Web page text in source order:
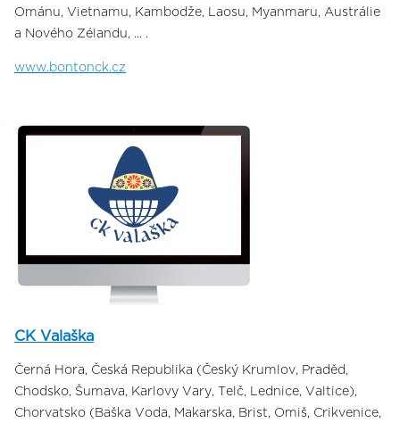
Ománu, Vietnamu, Kambodže, Laosu, Myanmaru, Austrálie
a Nového Zélandu, ... .
www.bontonck.cz
CK Valaška
Černá Hora, Česká Republika (Český Krumlov, Praděd,
Chodsko, Šumava, Karlovy Vary, Telč, Lednice, Valtice),
Chorvatsko (Baška Voda, Makarska, Brist, Omiš, Crikvenice,